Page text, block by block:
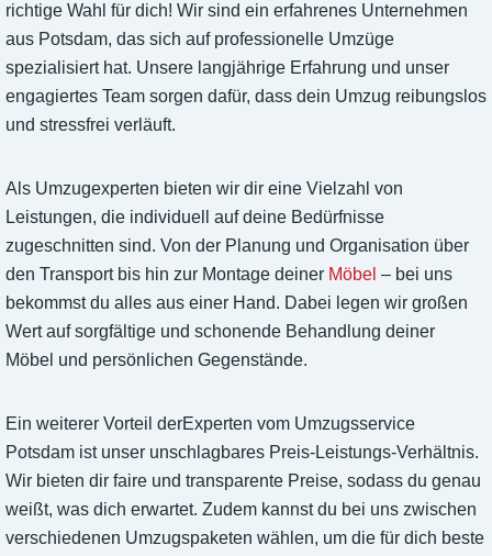
richtige Wahl für dich! Wir sind ein erfahrenes Unternehmen
aus Potsdam, das sich auf professionelle Umzüge
spezialisiert hat. Unsere langjährige Erfahrung und unser
engagiertes Team sorgen dafür, dass dein Umzug reibungslos
und stressfrei verläuft.
Als Umzugexperten bieten wir dir eine Vielzahl von
Leistungen, die individuell auf deine Bedürfnisse
zugeschnitten sind. Von der Planung und Organisation über
den Transport bis hin zur Montage deiner Möbel – bei uns
bekommst du alles aus einer Hand. Dabei legen wir großen
Wert auf sorgfältige und schonende Behandlung deiner
Möbel und persönlichen Gegenstände.
Ein weiterer Vorteil derExperten vom Umzugsservice
Potsdam ist unser unschlagbares Preis-Leistungs-Verhältnis.
Wir bieten dir faire und transparente Preise, sodass du genau
weißt, was dich erwartet. Zudem kannst du bei uns zwischen
verschiedenen Umzugspaketen wählen, um die für dich beste